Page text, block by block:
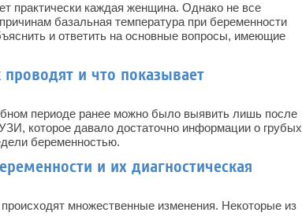
практически каждая женщина. Однако не все
базальная температура при беременности
и ответить на основные вопросы, имеющие
и что показывает
периоде ранее можно было выявить лишь после
которое давало достаточно информации о грубых
беременностью.
и их диагностическая
множественные изменения. Некоторые из